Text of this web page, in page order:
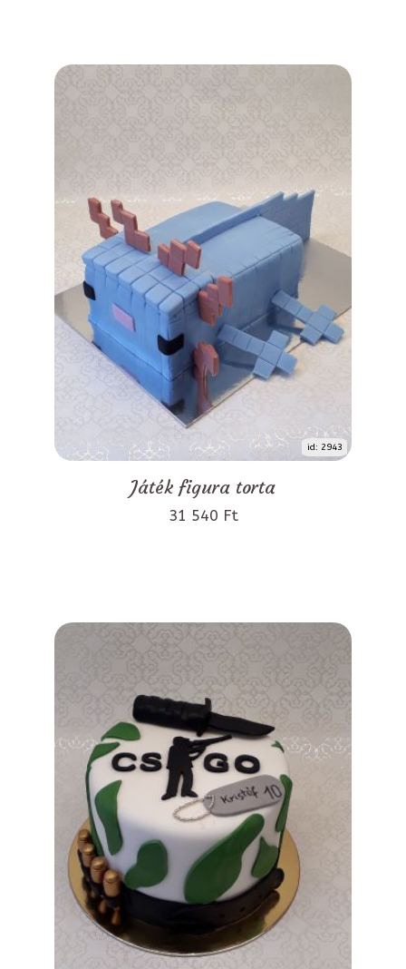
id: 2943
Játék figura torta
31 540 Ft